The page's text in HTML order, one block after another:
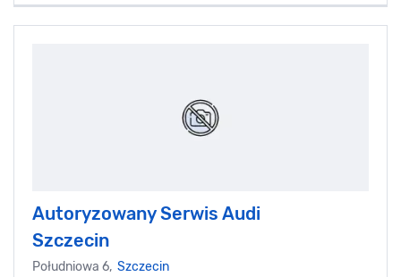
Autoryzowany Serwis Audi
Szczecin
Południowa 6, Szczecin